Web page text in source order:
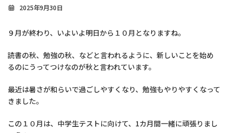
2025年9月30日
９月が終わり、いよいよ明日から１０月となりますね。
読書の秋、勉強の秋、などと言われるように、新しいことを始め
るのにうってつけなのが秋と言われています。
最近は暑さが和らいで過ごしやすくなり、勉強もやりやすくなって
きました。
この１０月は、中学生テストに向けて、1カ月間一緒に頑張りまし